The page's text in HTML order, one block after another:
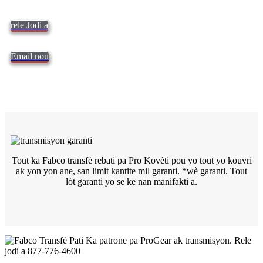
rele Jodi a
Email nou
Tout ka Fabco transfè rebati pa Pro Kovèti pou yo tout yo kouvri
ak yon yon ane, san limit kantite mil garanti. *wè garanti. Tout
lòt garanti yo se ke nan manifakti a.